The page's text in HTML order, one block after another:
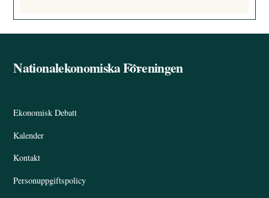
Back
Nationalekonomiska Föreningen
Ekonomisk Debatt
Kalender
Kontakt
Personuppgiftspolicy